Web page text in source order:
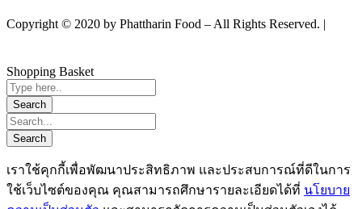
Copyright © 2020 by Phattharin Food – All Rights Reserved. |
Shopping Basket
เราใช้คุกกี้เพื่อพัฒนาประสิทธิภาพ และประสบการณ์ที่ดีในการ
ใช้เว็บไซต์ของคุณ คุณสามารถศึกษารายละเอียดได้ที่ นโยบาย